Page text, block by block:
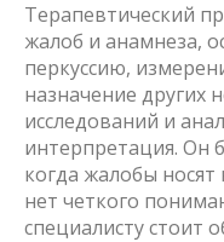
Терапевтический
жалоб и анамнеза,
перкуссию,
назначение других
исследований и
интерпретация. Он
когда жалобы
нет четкого
специалисту стоит